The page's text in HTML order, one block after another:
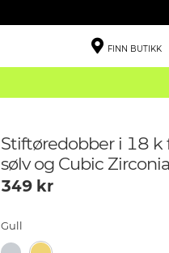
FINN BUTIKK
Stiftøredobber i 18 k
sølv og Cubic
349kr
Gull